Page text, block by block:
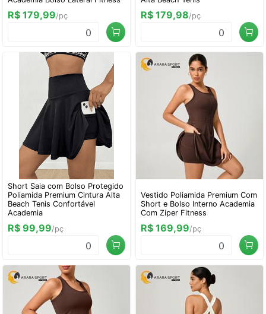
R$ 179,99/pç
0
R$ 179,98/pç
0
Short Saia com Bolso Protegido
Poliamida Premium Cintura Alta
Beach Tenis Confortável
Academia
R$ 99,99/pç
0
Vestido Poliamida Premium Com
Short e Bolso Interno Academia
Com Zíper Fitness
R$ 169,99/pç
0